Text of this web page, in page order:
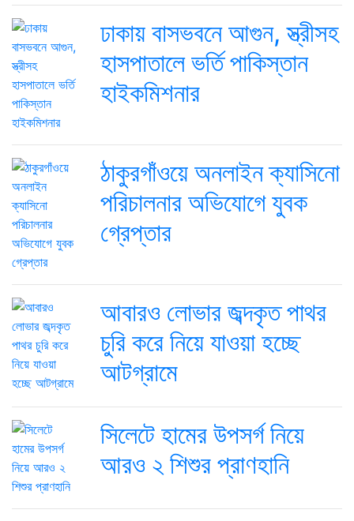
ঢাকায় বাসভবনে আগুন, স্ত্রীসহ
হাসপাতালে ভর্তি পাকিস্তান
হাইকমিশনার
ঠাকুরগাঁওয়ে অনলাইন ক্যাসিনো
পরিচালনার অভিযোগে যুবক
গ্রেপ্তার
আবারও লোভার জব্দকৃত পাথর
চুরি করে নিয়ে যাওয়া হচ্ছে
আটগ্রামে
সিলেটে হামের উপসর্গ নিয়ে
আরও ২ শিশুর প্রাণহানি